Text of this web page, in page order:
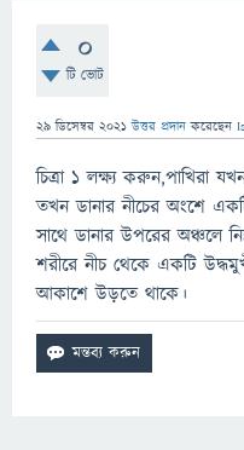
0
টি ভোট
29 ডিসেম্বর 2021 উত্তর প্রদান করেছেন
চিত্রা ১ লক্ষ্য করুন,পাখিরা
তখন ডানার নীচের অংশে
সাথে ডানার উপরের অঞ্চলে
শরীরে নীচ থেকে একটি
আকাশে উড়তে থাকে।